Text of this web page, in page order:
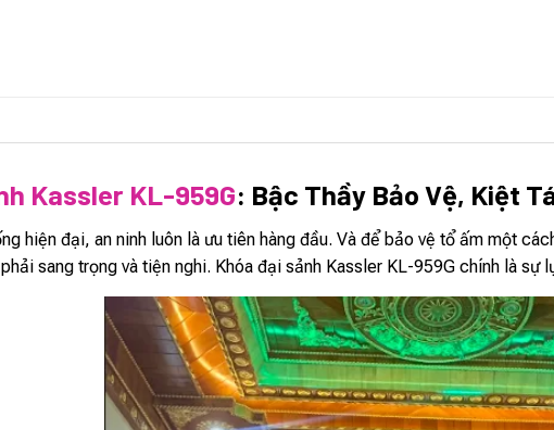
Kassler KL-959G: Bậc Thầy Bảo Vệ, Kiệt
hiện đại, an ninh luôn là ưu tiên hàng đầu. Và để bảo vệ tổ ấm một
sang trọng và tiện nghi. Khóa đại sảnh Kassler KL-959G chính là sự